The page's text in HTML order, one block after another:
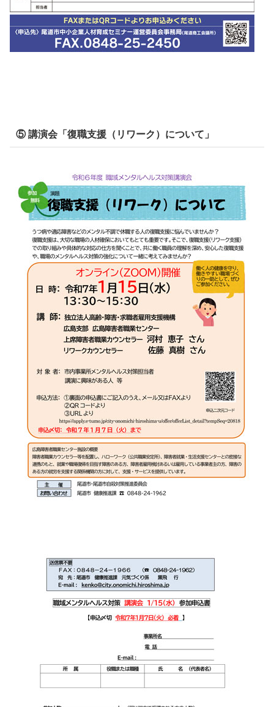
⑤ 講演会「復職支援（リワーク）について」